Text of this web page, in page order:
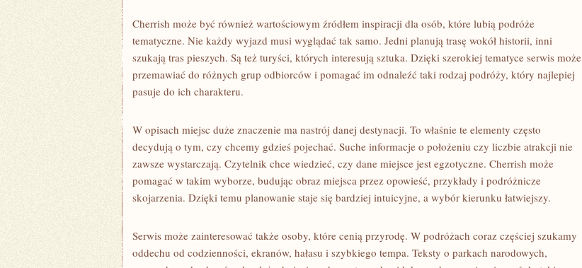
Cherrish może być również wartościowym źródłem inspiracji dla osób, które lubią podróże
tematyczne. Nie każdy wyjazd musi wyglądać tak samo. Jedni planują trasę wokół historii, inni
szukają tras pieszych. Są też turyści, których interesują sztuka. Dzięki szerokiej tematyce serwis może
przemawiać do różnych grup odbiorców i pomagać im odnaleźć taki rodzaj podróży, który najlepiej
pasuje do ich charakteru.
W opisach miejsc duże znaczenie ma nastrój danej destynacji. To właśnie te elementy często
decydują o tym, czy chcemy gdzieś pojechać. Suche informacje o położeniu czy liczbie atrakcji nie
zawsze wystarczają. Czytelnik chce wiedzieć, czy dane miejsce jest egzotyczne. Cherrish może
pomagać w takim wyborze, budując obraz miejsca przez opowieść, przykłady i podróżnicze
skojarzenia. Dzięki temu planowanie staje się bardziej intuicyjne, a wybór kierunku łatwiejszy.
Serwis może zainteresować także osoby, które cenią przyrodę. W podróżach coraz częściej szukamy
oddechu od codzienności, ekranów, hałasu i szybkiego tempa. Teksty o parkach narodowych,